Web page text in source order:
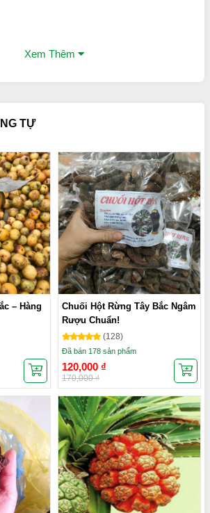
Xem Thêm
TỰ
– Hàng
Chuối Hột Rừng Tây Bắc Ngâm
Rượu Chuẩn!
(128)
Đã bán 178 sản phẩm
120,000 ₫
170,000₫